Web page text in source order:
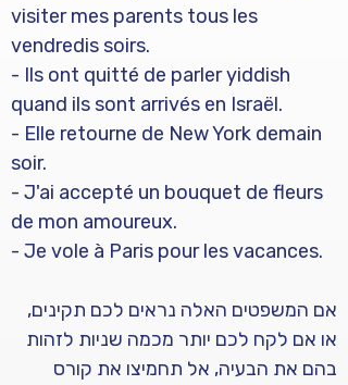
visiter mes parents tous les
vendredis soirs.
- Ils ont quitté de parler yiddish
quand ils sont arrivés en Israël.
- Elle retourne de New York demain
soir.
- J'ai accepté un bouquet de fleurs
de mon amoureux.
- Je vole à Paris pour les vacances.
אם המשפטים האלה נראים לכם תקינים,
או אם לקח לכם יותר מכמה שניות לזהות
בהם את הבעיה, אל תחמיצו את קורס